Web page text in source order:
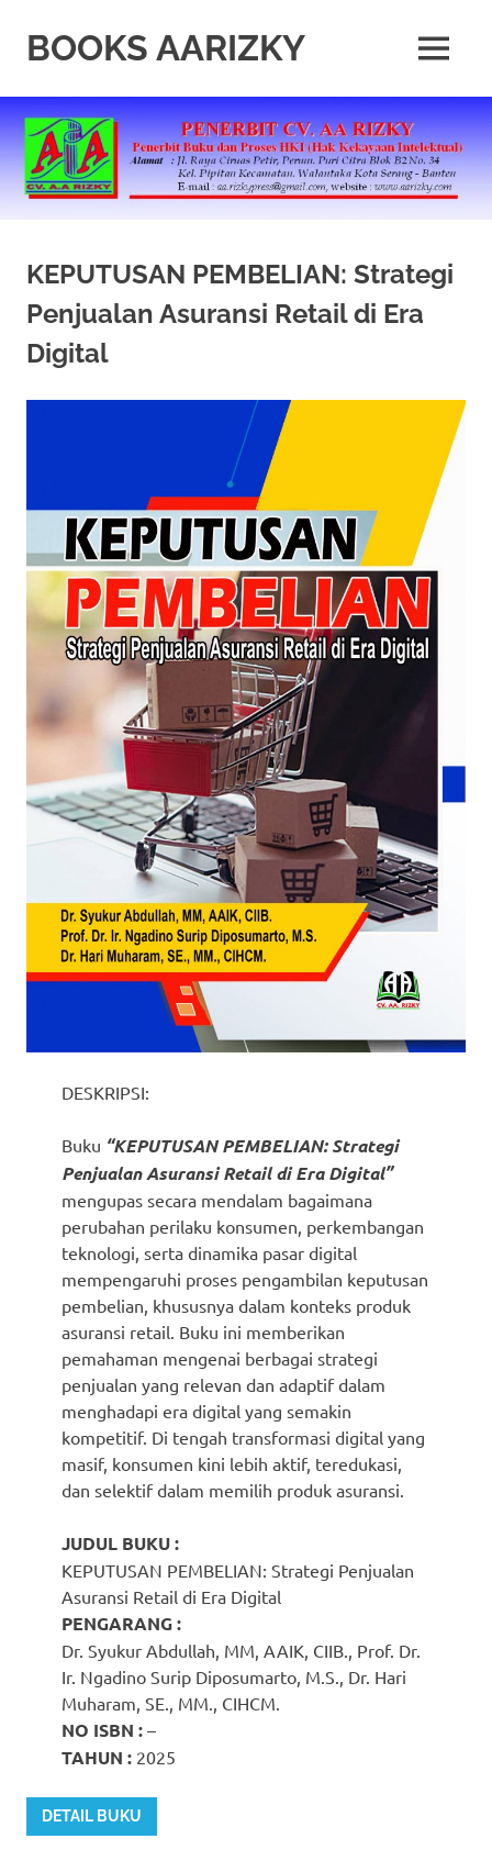
contentBOOKS AARIZKY
Buku
Berkualitas
MENU
KEPUTUSAN PEMBELIAN: Strategi
Penjualan Asuransi Retail di Era
Digital
DESKRIPSI:
Buku “KEPUTUSAN PEMBELIAN: Strategi
Penjualan Asuransi Retail di Era Digital”
mengupas secara mendalam bagaimana
perubahan perilaku konsumen, perkembangan
teknologi, serta dinamika pasar digital
mempengaruhi proses pengambilan keputusan
pembelian, khususnya dalam konteks produk
asuransi retail. Buku ini memberikan
pemahaman mengenai berbagai strategi
penjualan yang relevan dan adaptif dalam
menghadapi era digital yang semakin
kompetitif. Di tengah transformasi digital yang
masif, konsumen kini lebih aktif, teredukasi,
dan selektif dalam memilih produk asuransi.
JUDUL BUKU :
KEPUTUSAN PEMBELIAN: Strategi Penjualan
Asuransi Retail di Era Digital
PENGARANG :
Dr. Syukur Abdullah, MM, AAIK, CIIB., Prof. Dr.
Ir. Ngadino Surip Diposumarto, M.S., Dr. Hari
Muharam, SE., MM., CIHCM.
NO ISBN : –
TAHUN : 2025
DETAIL BUKU